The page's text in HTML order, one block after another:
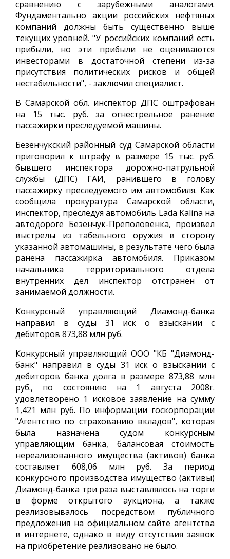
сравнению с зарубежными аналогами.
Фундаментально акции российских нефтяных
компаний должны быть существенно выше
текущих уровней. "У российских компаний есть
прибыли, но эти прибыли не оцениваются
инвесторами в достаточной степени из-за
присутствия политических рисков и общей
нестабильности", - заключил специалист.
В Самарской обл. инспектор ДПС оштрафован
на 15 тыс. руб. за огнестрельное ранение
пассажирки преследуемой машины.
Безенчукский районный суд Самарской области
приговорил к штрафу в размере 15 тыс. руб.
бывшего инспектора дорожно-патрульной
службы (ДПС) ГАИ, ранившего в голову
пассажирку преследуемого им автомобиля. Как
сообщила прокуратура Самарской области,
инспектор, преследуя автомобиль Lada Kalina на
автодороге Безенчук-Преполовенка, произвел
выстрелы из табельного оружия в сторону
указанной автомашины, в результате чего была
ранена пассажирка автомобиля. Приказом
начальника территориального отдела
внутренних дел инспектор отстранен от
занимаемой должности.
Конкурсный управляющий Диамонд-банка
направил в суды 31 иск о взыскании с
дебиторов 873,88 млн руб.
Конкурсный управляющий ООО "КБ "Диамонд-
банк" направил в суды 31 иск о взыскании с
дебиторов банка долга в размере 873,88 млн
руб., по состоянию на 1 августа 2008г.
удовлетворено 1 исковое заявление на сумму
1,421 млн руб. По информации госкорпорации
"Агентство по страхованию вкладов", которая
была назначена судом конкурсным
управляющим банка, балансовая стоимость
нереализованного имущества (активов) банка
составляет 608,06 млн руб. За период
конкурсного производства имущество (активы)
Диамонд-банка три раза выставлялось на торги
в форме открытого аукциона, а также
реализовывалось посредством публичного
предложения на официальном сайте агентства
в интернете, однако в виду отсутствия заявок
на приобретение реализовано не было.